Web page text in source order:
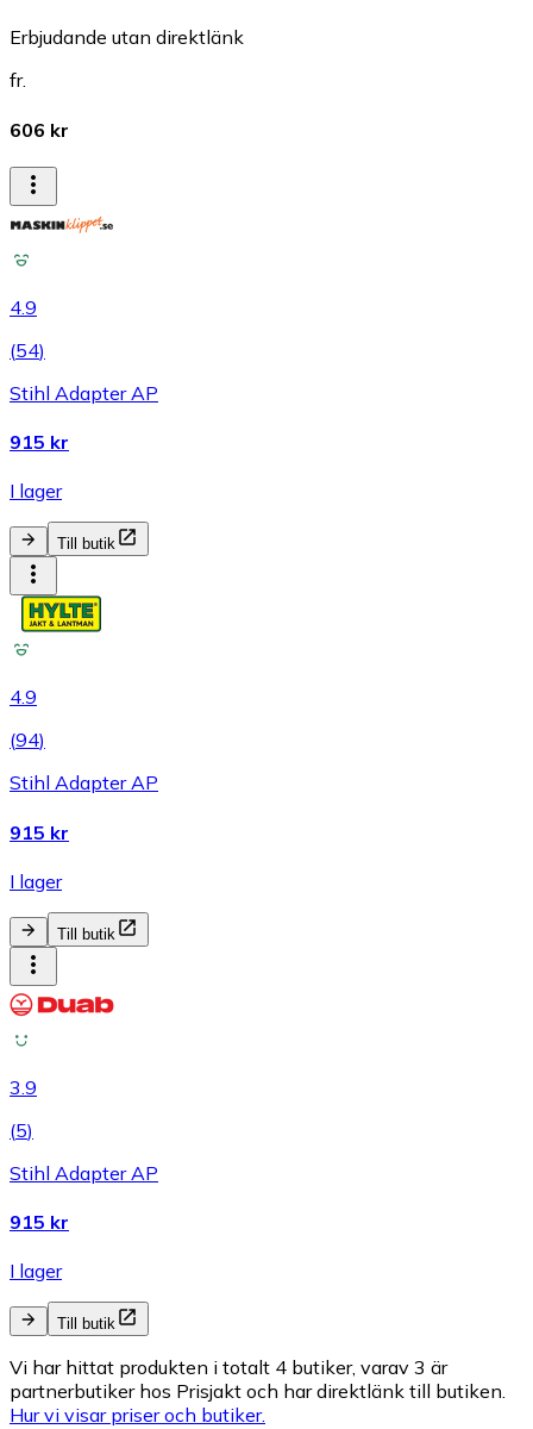
Erbjudande utan direktlänk
fr.
606 kr
4.9
(54)
Stihl Adapter AP
915 kr
I lager
Till butik
4.9
(94)
Stihl Adapter AP
915 kr
I lager
Till butik
3.9
(5)
Stihl Adapter AP
915 kr
I lager
Till butik
Vi har hittat produkten i totalt 4 butiker, varav 3 är
partnerbutiker hos Prisjakt och har direktlänk till butiken.
Hur vi visar priser och butiker.